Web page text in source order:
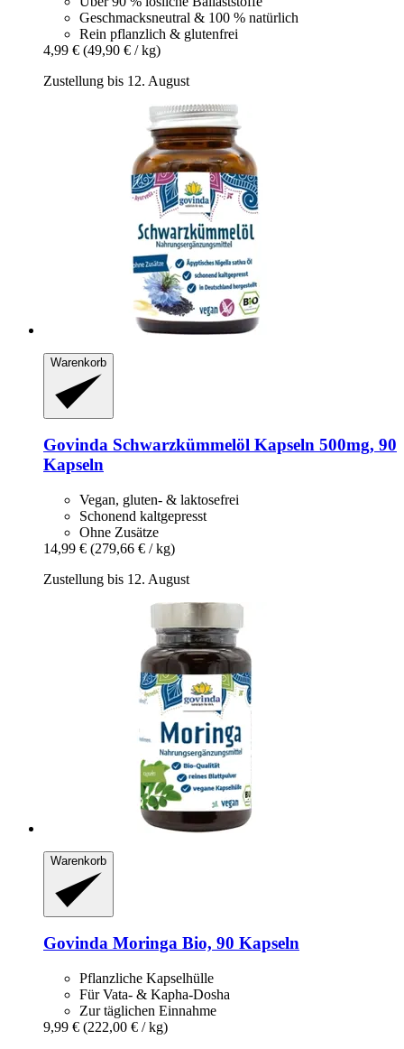
Geschmacksneutral & 100 % natürlich
Rein pflanzlich & glutenfrei
4,99 € (49,90 € / kg)
Zustellung bis 12. August
Warenkorb
Govinda Schwarzkümmelöl Kapseln 500mg, 90
Kapseln
Vegan, gluten- & laktosefrei
Schonend kaltgepresst
Ohne Zusätze
14,99 € (279,66 € / kg)
Zustellung bis 12. August
Warenkorb
Govinda Moringa Bio, 90 Kapseln
Pflanzliche Kapselhülle
Für Vata- & Kapha-Dosha
Zur täglichen Einnahme
9,99 € (222,00 € / kg)